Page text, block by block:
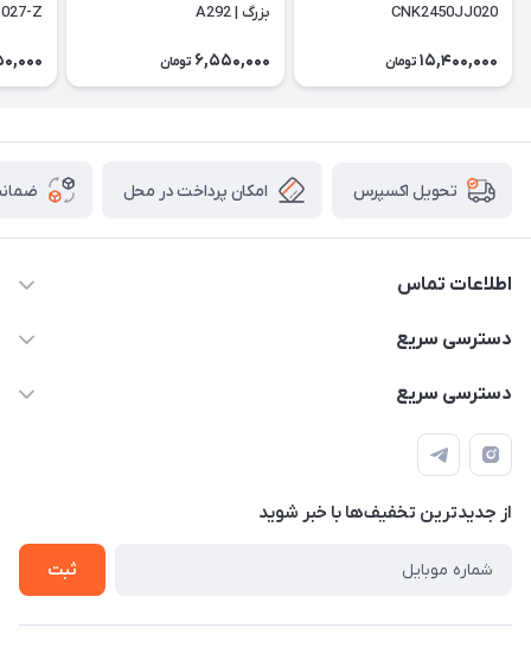
CNK2450JJ020
15,400,000 تومان
بزرگ | A292
6,550,000 تومان
Z
تحویل اکسپرس امکان پرداخت در محل
اطلاعات تماس
۰۹۳۵۶۰۴۰۳۶۵
سیمای ورزش
دسترسی سریع
اسکیت فلایینگ ایگل
اسکیت دخترانه
دسترسی سریع
اسکوتر برقی دخترانه
اسکیت روسز
اسکوتر
از جدید‌ترین تخفیف‌ها با‌ خبر شوید
ثبت